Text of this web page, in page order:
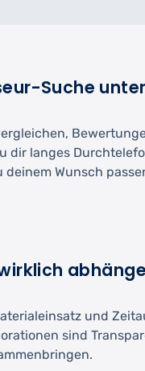
Suche
dir langes
Wunsch
und
sind